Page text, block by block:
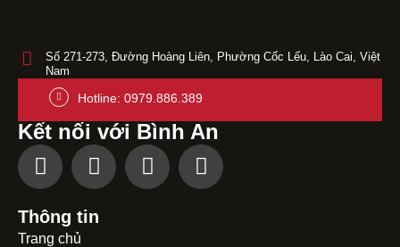
Số 271-273, Đường Hoàng Liên, Phường Cốc Lếu, Lào Cai, Việt
Nam
Hotline: 0979.886.389
Kết nối với Bình An
Thông tin
Trang chủ